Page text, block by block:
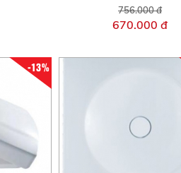
756.000 đ
670.000 đ
-13%